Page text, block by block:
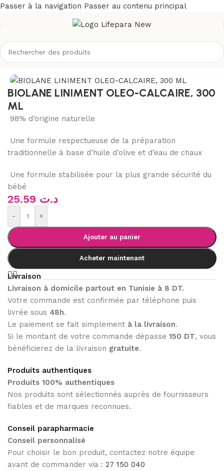
Passer à la navigation Passer au contenu principal
Accueil/Boutique/Divers
BIOLANE LINIMENT OLEO-CALCAIRE, 300
ML
98% d’origine naturelle
Une formule respectueuse de la préparation
traditionnelle à base d’huile d’olive et d’eau de chaux
Une formule stabilisée pour la plus grande sécurité du
bébé
د.ت
- +
Ajouter au panier
Acheter maintenant
Livraison
Livraison à domicile partout en Tunisie à 8 DT.
Votre commande est confirmée par téléphone puis
livrée sous 48h.
Le paiement se fait simplement à la livraison.
Si le montant de votre commande dépasse 150 DT, vous
bénéficierez de la livraison gratuite.
Produits authentiques
Produits 100% authentiques
Nos produits sont sélectionnés auprès de fournisseurs
fiables et de marques reconnues.
Conseil parapharmacie
Conseil personnalisé
Pour choisir le bon produit, contactez notre équipe
avant de commander via : 27 150 040